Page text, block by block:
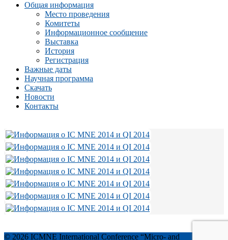
Общая информация
Место проведения
Комитеты
Информационное сообщение
Выставка
История
Регистрация
Важные даты
Научная программа
Скачать
Новости
Контакты
© 2026 ICMNE International Conference “Micro- and